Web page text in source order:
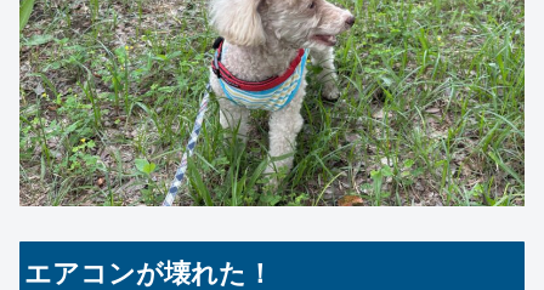
エアコンが壊れた！